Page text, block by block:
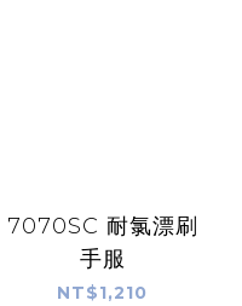
7070SC 耐氯漂刷
手服
NT$1,210